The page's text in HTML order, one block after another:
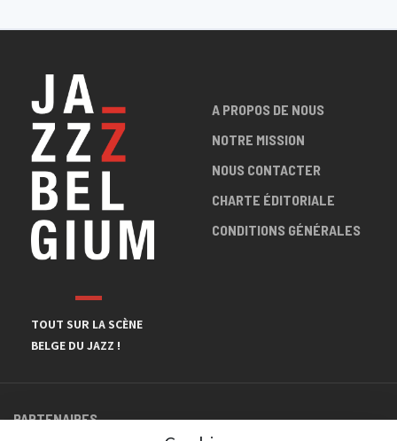
TOUT SUR LA SCÈNE
BELGE DU JAZZ !
A PROPOS DE NOUS
NOTRE MISSION
NOUS CONTACTER
CHARTE ÉDITORIALE
CONDITIONS GÉNÉRALES
PARTENAIRES